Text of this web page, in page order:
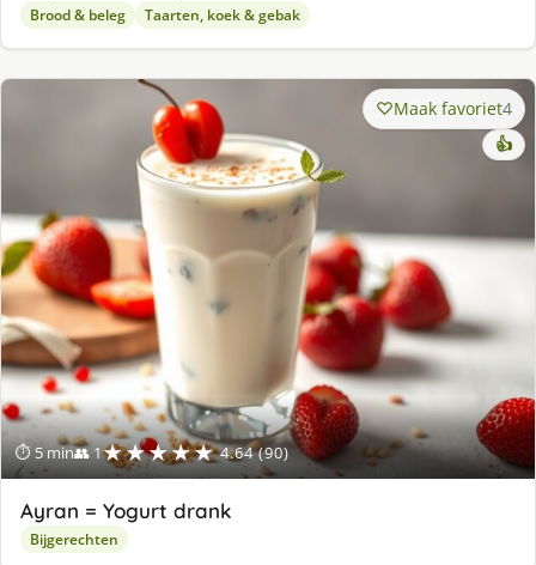
Brood & beleg Taarten, koek & gebak
⏱ 5 min👥 1★★★★★ 4.64 (90)
Maak favoriet4
👍
Ayran = Yogurt drank
Bijgerechten